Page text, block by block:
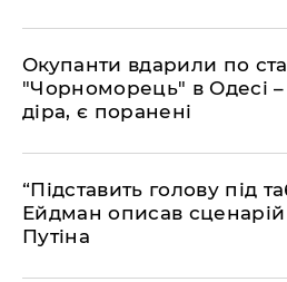
​Окупанти вдарили по
"Чорноморець" в Одесі –
діра, є поранені
​“Підставить голову під
Ейдман описав
Путіна